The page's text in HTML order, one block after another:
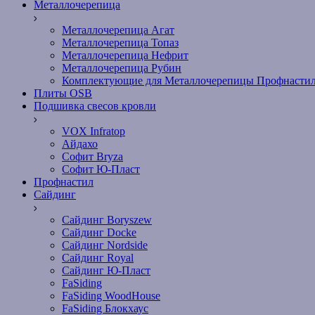
Металлочерепица
Металлочерепица Агат
Металлочерепица Топаз
Металлочерепица Нефрит
Металлочерепица Рубин
Комплектующие для Металлочерепицы
Плиты OSB
Подшивка свесов кровли
VOX Infratop
Айдахо
Софит Bryza
Софит Ю-Пласт
Профнастил
Сайдинг
Сайдинг Boryszew
Сайдинг Docke
Сайдинг Nordside
Сайдинг Royal
Сайдинг Ю-Пласт
FaSiding
FaSiding WoodHouse
FaSiding Блокхаус